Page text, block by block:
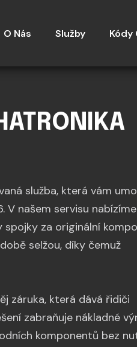
O Nás Služby Kódy
služba, která vám
V našem servisu nabízíme
spojky za originální
selžou, díky čemuž
záruka, která dává řidiči
zabraňuje nákladné
komponentů bez